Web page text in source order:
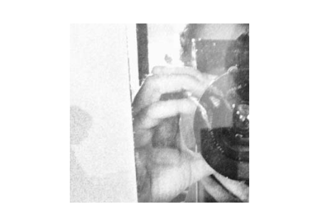
Expositions |
Collections